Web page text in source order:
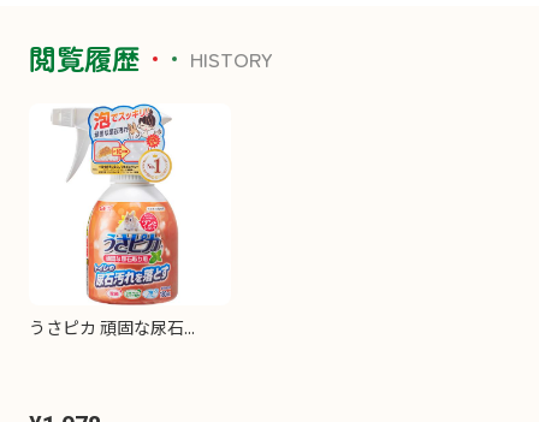
閲覧履歴 HISTORY
うさピカ 頑固な尿石...